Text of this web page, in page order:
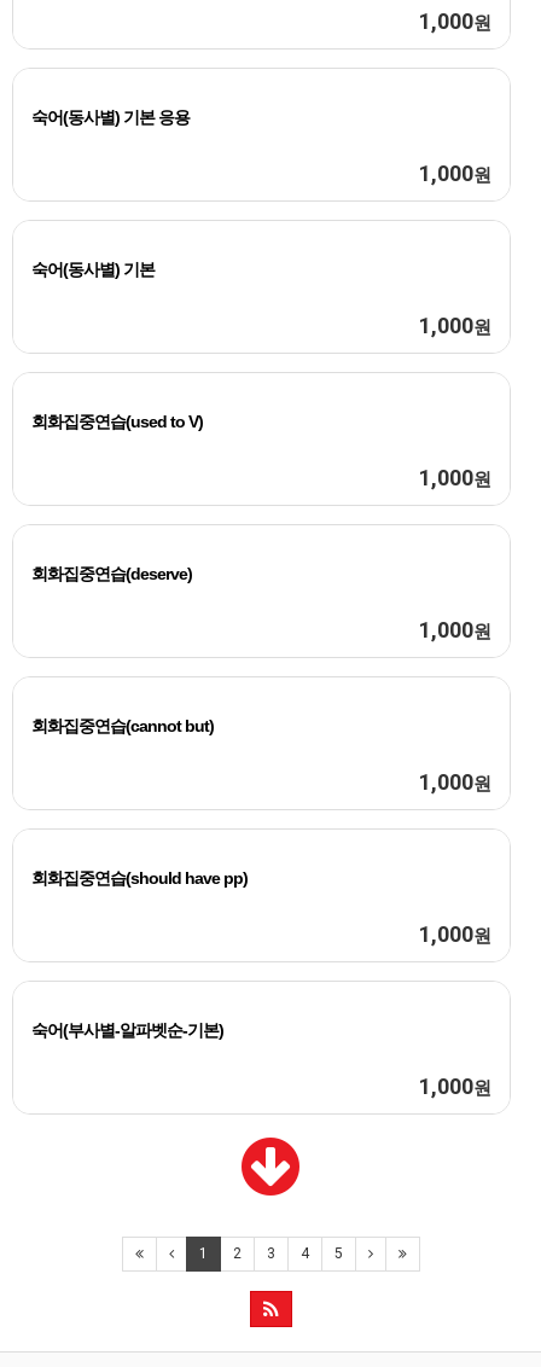
1,000원
숙어(동사별) 기본 응용
1,000원
숙어(동사별) 기본
1,000원
회화집중연습(used to V)
1,000원
회화집중연습(deserve)
1,000원
회화집중연습(cannot but)
1,000원
회화집중연습(should have pp)
1,000원
숙어(부사별-알파벳순-기본)
1,000원
1 2 3 4 5